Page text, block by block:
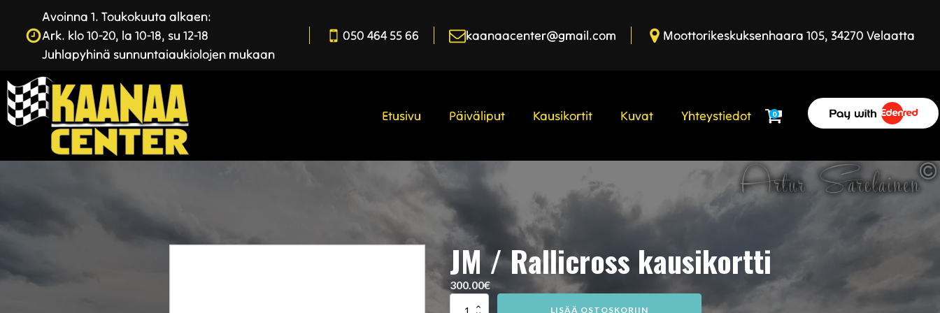
Avoinna 1. Toukokuuta alkaen:
Ark. klo 10-20, la 10-18, su 12-18
Juhlapyhinä sunnuntaiaukiolojen mukaan
050 464 55 66 kaanaacenter@gmail.com Moottorikeskuksenhaara 105, 34270 Velaatta
Etusivu Päiväliput Kausikortit Kuvat Yhteystiedot 0
JM / Rallicross kausikortti
300.00€
LISÄÄ OSTOSKORIIN